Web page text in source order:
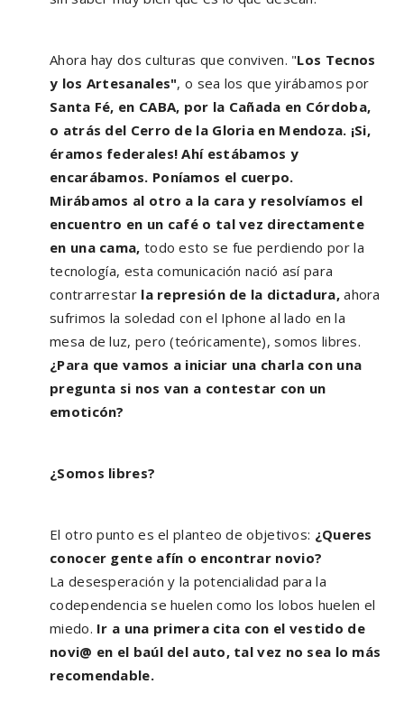
Ahora hay dos culturas que conviven. "Los Tecnos
y los Artesanales", o sea los que yirábamos por
Santa Fé, en CABA, por la Cañada en Córdoba,
o atrás del Cerro de la Gloria en Mendoza. ¡Si,
éramos federales! Ahí estábamos y
encarábamos. Poníamos el cuerpo.
Mirábamos al otro a la cara y resolvíamos el
encuentro en un café o tal vez directamente
en una cama, todo esto se fue perdiendo por la
tecnología, esta comunicación nació así para
contrarrestar la represión de la dictadura,ahora
sufrimos la soledad con el Iphone al lado en la
mesa de luz, pero (teóricamente), somos libres.
¿Para que vamos a iniciar una charla con una
pregunta si nos van a contestar con un
emoticón?
¿Somos libres?
El otro punto es el planteo de objetivos: ¿Queres
conocer gente afín o encontrar novio?
La desesperación y la potencialidad para la
codependencia se huelen como los lobos huelen el
miedo. Ir a una primera cita con el vestido de
novi@ en el baúl del auto, tal vez no sea lo más
recomendable.